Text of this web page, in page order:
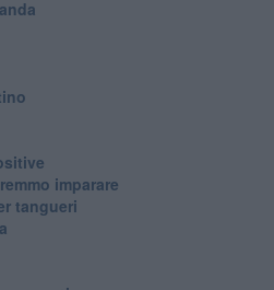
imparare
tangueri